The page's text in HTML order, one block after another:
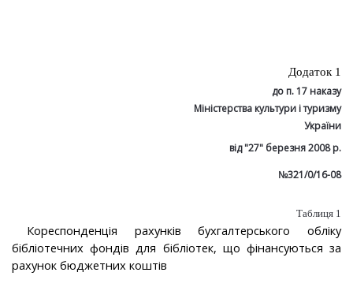
Додаток 1
до п. 17 наказу
Міністерства культури і туризму
України
від "27" березня 2008 р.
№321/0/16-08
Таблиця 1
Кореспонденція рахунків бухгалтерського обліку
бібліотечних фондів для бібліотек, що фінансуються за
рахунок бюджетних коштів